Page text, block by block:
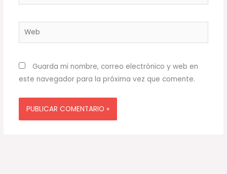
Web
Guarda mi nombre, correo electrónico y web en
este navegador para la próxima vez que comente.